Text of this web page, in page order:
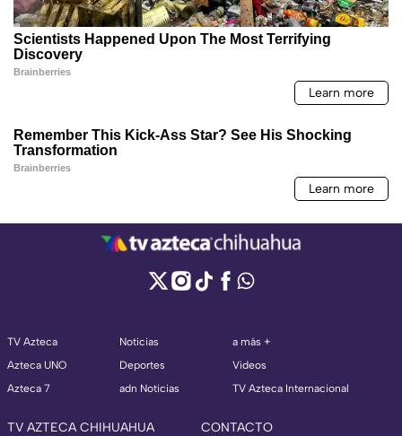
TV Azteca
Azteca UNO
Azteca 7
Noticias
Deportes
adn Noticias
a más +
Videos
TV Azteca Internacional
TV AZTECA CHIHUAHUA CONTACTO